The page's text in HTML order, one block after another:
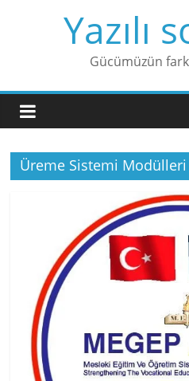
Yazılı
Gücümüzün
Üreme Sistemi Modülleri